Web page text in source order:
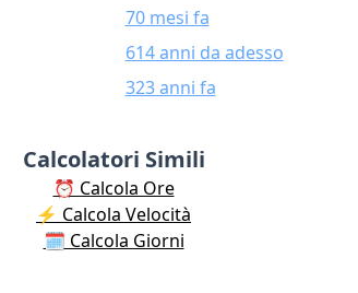
70 mesi fa
614 anni da adesso
323 anni fa
Calcolatori Simili
⏰ Calcola Ore
⚡️ Calcola Velocità
🗓️ Calcola Giorni